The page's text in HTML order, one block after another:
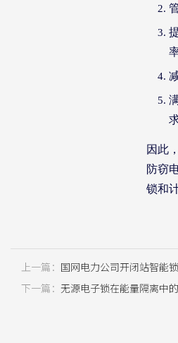
因此
防窃
锁和
上一篇： 国网电力公司开闭站智能
下一篇： 无源电子锁在能量隔离中